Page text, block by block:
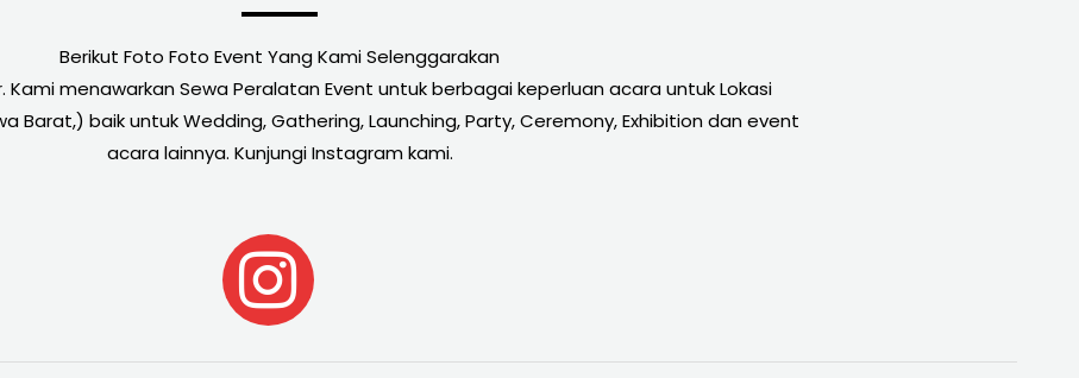
Berikut Foto Foto Event Yang Kami Selenggarakan
menawarkan Sewa Peralatan Event untuk berbagai keperluan acara untuk Lokasi
Barat,) baik untuk Wedding, Gathering, Launching, Party, Ceremony, Exhibition dan event
acara lainnya. Kunjungi Instagram kami.
I
n